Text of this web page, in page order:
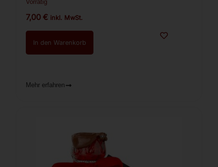
Vorrätig
7,00€ inkl. MwSt.
In den Warenkorb
Mehr erfahren